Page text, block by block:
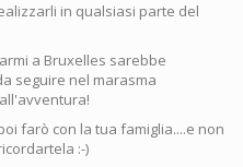
in qualsiasi parte del
a Bruxelles sarebbe
seguire nel marasma
farò con la tua famiglia....e non
:-)